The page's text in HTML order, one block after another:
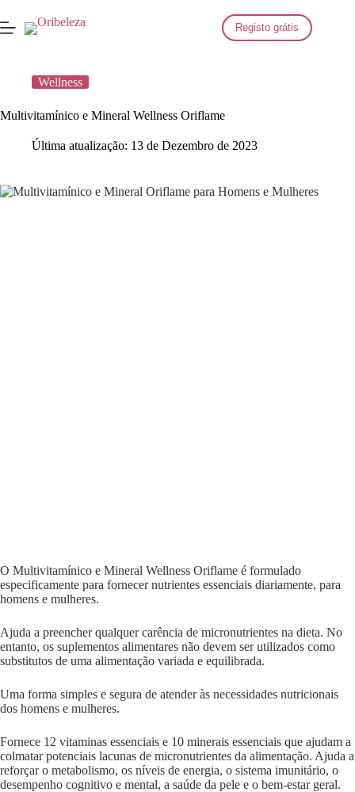
para
o
Registo grátis
Wellness
Multivitamínico e Mineral Wellness Oriflame
Última atualização: 13 de Dezembro de 2023
O Multivitamínico e Mineral Wellness Oriflame é formulado
especificamente para fornecer nutrientes essenciais diariamente, para
homens e mulheres.
Ajuda a preencher qualquer carência de micronutrientes na dieta. No
entanto, os suplementos alimentares não devem ser utilizados como
substitutos de uma alimentação variada e equilibrada.
Uma forma simples e segura de atender às necessidades nutricionais
dos homens e mulheres.
Fornece 12 vitaminas essenciais e 10 minerais essenciais que ajudam a
colmatar potenciais lacunas de micronutrientes da alimentação. Ajuda a
reforçar o metabolismo, os níveis de energia, o sistema imunitário, o
desempenho cognitivo e mental, a saúde da pele e o bem-estar geral.